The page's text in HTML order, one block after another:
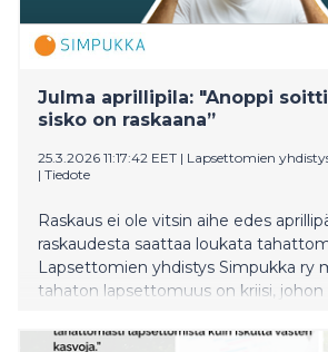
Julma aprillipila: "Anoppi
sisko on raskaana”
25.3.2026 11:17:42 EET | Lapsettomien
| Tiedote
Raskaus ei ole vitsin aihe edes
raskaudesta saattaa loukata
Lapsettomien yhdistys Simpukka ry
tahaton lapsettomuus on kriisi, johon